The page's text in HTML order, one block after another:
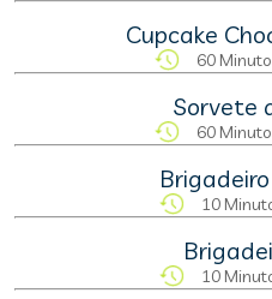
Cupcake
60
Sorvete
60
10
10